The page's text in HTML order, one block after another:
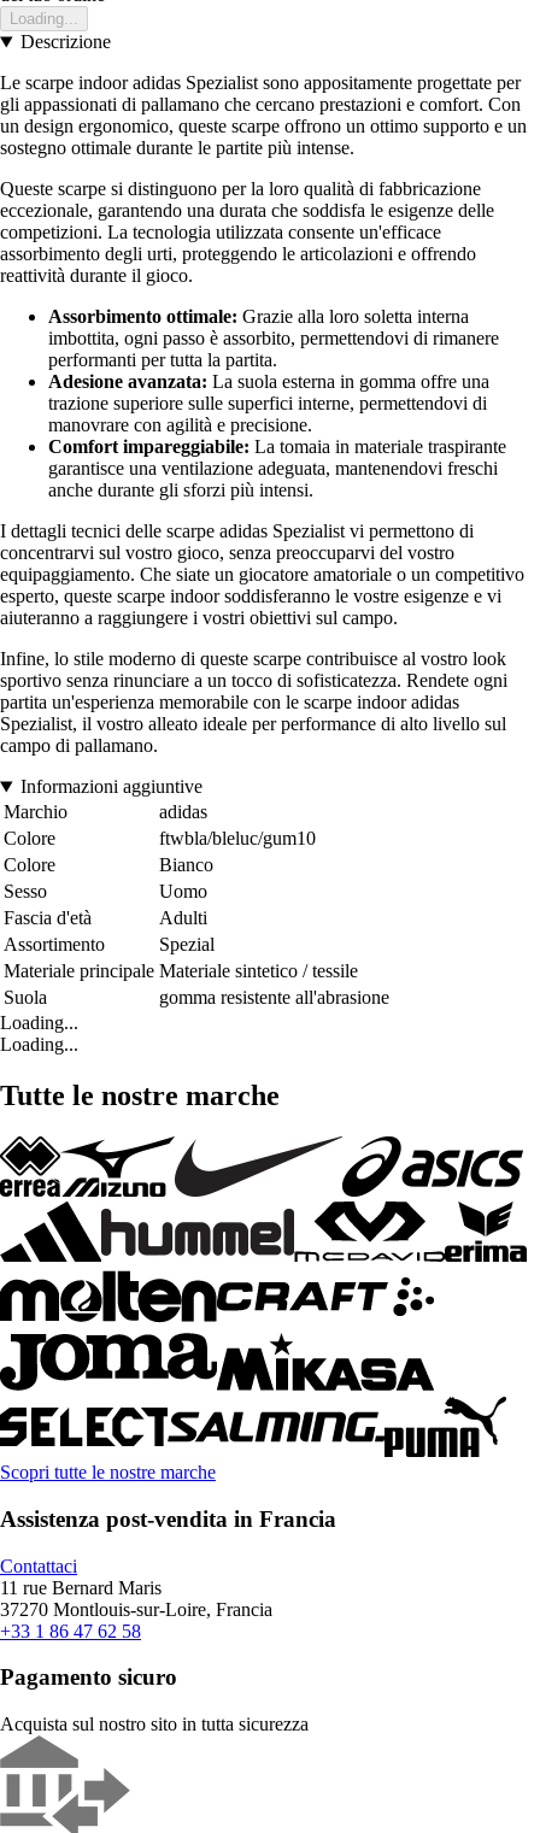
Loading...
Descrizione
Le scarpe indoor adidas Spezialist sono appositamente progettate per
gli appassionati di pallamano che cercano prestazioni e comfort. Con
un design ergonomico, queste scarpe offrono un ottimo supporto e un
sostegno ottimale durante le partite più intense.
Queste scarpe si distinguono per la loro qualità di fabbricazione
eccezionale, garantendo una durata che soddisfa le esigenze delle
competizioni. La tecnologia utilizzata consente un'efficace
assorbimento degli urti, proteggendo le articolazioni e offrendo
reattività durante il gioco.
Assorbimento ottimale: Grazie alla loro soletta interna
imbottita, ogni passo è assorbito, permettendovi di rimanere
performanti per tutta la partita.
Adesione avanzata: La suola esterna in gomma offre una
trazione superiore sulle superfici interne, permettendovi di
manovrare con agilità e precisione.
Comfort impareggiabile: La tomaia in materiale traspirante
garantisce una ventilazione adeguata, mantenendovi freschi
anche durante gli sforzi più intensi.
I dettagli tecnici delle scarpe adidas Spezialist vi permettono di
concentrarvi sul vostro gioco, senza preoccuparvi del vostro
equipaggiamento. Che siate un giocatore amatoriale o un competitivo
esperto, queste scarpe indoor soddisferanno le vostre esigenze e vi
aiuteranno a raggiungere i vostri obiettivi sul campo.
Infine, lo stile moderno di queste scarpe contribuisce al vostro look
sportivo senza rinunciare a un tocco di sofisticatezza. Rendete ogni
partita un'esperienza memorabile con le scarpe indoor adidas
Spezialist, il vostro alleato ideale per performance di alto livello sul
campo di pallamano.
Informazioni aggiuntive
Marchio
adidas
Colore
ftwbla/bleluc/gum10
Colore
Bianco
Sesso
Uomo
Fascia d'età
Adulti
Assortimento
Spezial
Materiale principale Materiale sintetico / tessile
Suola
gomma resistente all'abrasione
Loading...
Loading...
Tutte le nostre marche
Scopri tutte le nostre marche
Assistenza post-vendita in Francia
Contattaci
11 rue Bernard Maris
37270 Montlouis-sur-Loire, Francia
+33 1 86 47 62 58
Pagamento sicuro
Acquista sul nostro sito in tutta sicurezza